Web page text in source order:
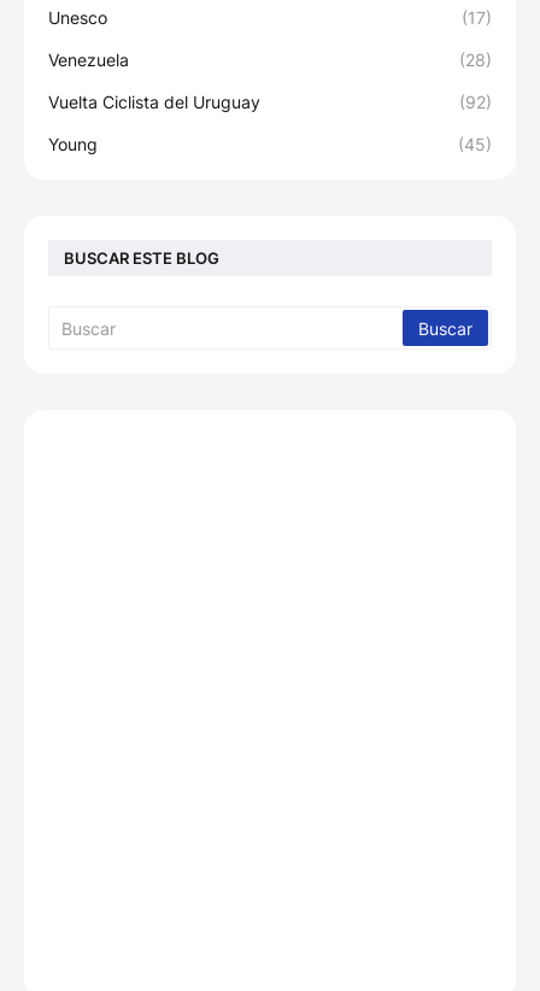
Unesco (17)
Venezuela (28)
Vuelta Ciclista del Uruguay (92)
Young (45)
BUSCAR ESTE BLOG